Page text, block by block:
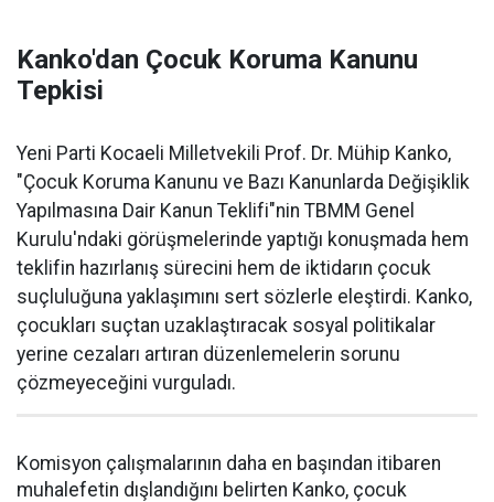
Kanko'dan Çocuk Koruma Kanunu
Tepkisi
Yeni Parti Kocaeli Milletvekili Prof. Dr. Mühip Kanko,
"Çocuk Koruma Kanunu ve Bazı Kanunlarda Değişiklik
Yapılmasına Dair Kanun Teklifi"nin TBMM Genel
Kurulu'ndaki görüşmelerinde yaptığı konuşmada hem
teklifin hazırlanış sürecini hem de iktidarın çocuk
suçluluğuna yaklaşımını sert sözlerle eleştirdi. Kanko,
çocukları suçtan uzaklaştıracak sosyal politikalar
yerine cezaları artıran düzenlemelerin sorunu
çözmeyeceğini vurguladı.
Komisyon çalışmalarının daha en başından itibaren
muhalefetin dışlandığını belirten Kanko, çocuk